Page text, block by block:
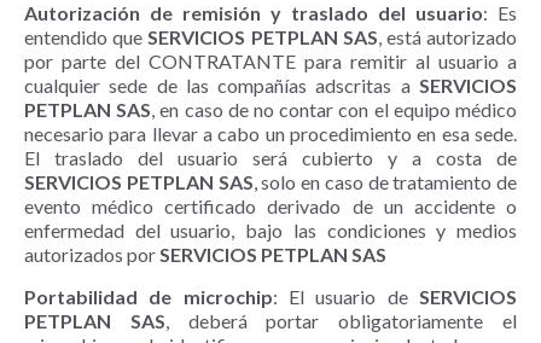
Autorización de remisión y traslado del usuario: Es
entendido queSERVICIOS PETPLAN SAS, está autorizado
por parte del CONTRATANTE para remitir al usuario a
cualquier sede de las compañías adscritas a SERVICIOS
PETPLAN SAS, en caso de no contar con el equipo médico
necesario para llevar a cabo un procedimiento en esa sede.
El traslado del usuario será cubierto y a costa de
SERVICIOS PETPLAN SAS, solo en caso de tratamiento de
evento médico certificado derivado de un accidente o
enfermedad del usuario, bajo las condiciones y medios
autorizados porSERVICIOS PETPLAN SAS
Portabilidad de microchip: El usuario deSERVICIOS
PETPLAN SAS, deberá portar obligatoriamente el